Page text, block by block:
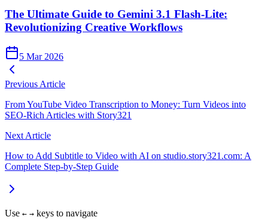
The Ultimate Guide to Gemini 3.1 Flash-Lite:
Revolutionizing Creative Workflows
5 Mar 2026
Previous Article
From YouTube Video Transcription to Money: Turn Videos into
SEO-Rich Articles with Story321
Next Article
How to Add Subtitle to Video with AI on studio.story321.com: A
Complete Step-by-Step Guide
Use ← → keys to navigate